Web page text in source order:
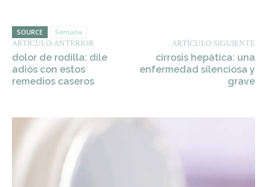
SOURCE Semana
ARTÍCULO ANTERIOR
dolor de rodilla: dile
adiós con estos
remedios caseros
ARTÍCULO SIGUIENTE
cirrosis hepática: una
enfermedad silenciosa y
grave